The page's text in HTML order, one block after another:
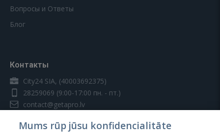
Вопросы и Ответы
Блог
Контакты
City24 SIA, (40003692375)
28259069 (9:00-17:00 пн. - пт.)
contact@getapro.lv
Mums rūp jūsu konfidencialitāte